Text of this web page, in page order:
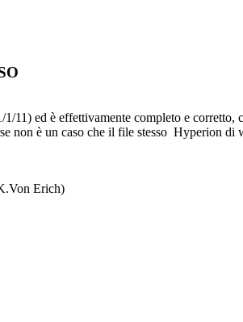
11) ed è effettivamente completo e
non è un caso che il file stesso Hyperion
Erich)